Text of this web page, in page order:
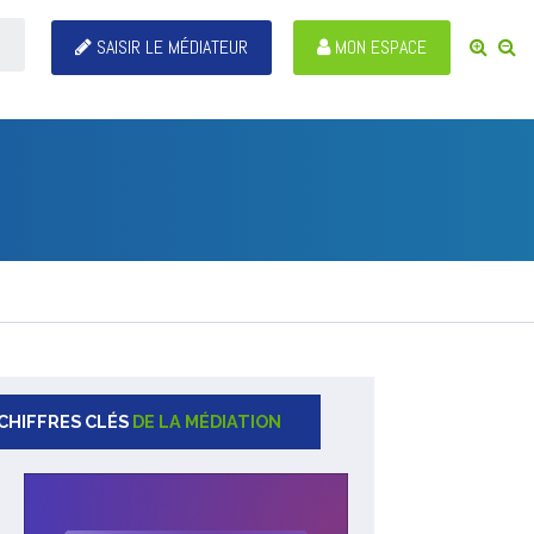
SAISIR LE MÉDIATEUR MON ESPACE
CLÉS DE LA MÉDIATION